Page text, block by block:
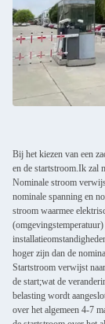
Bij het kiezen van een
en de startstroom.Ik zal
Nominale stroom
nominale spanning en
stroom waarmee
hoger zijn dan de
Startstroom verwijst
de start;wat de
belasting wordt
over het algemeen 4-7